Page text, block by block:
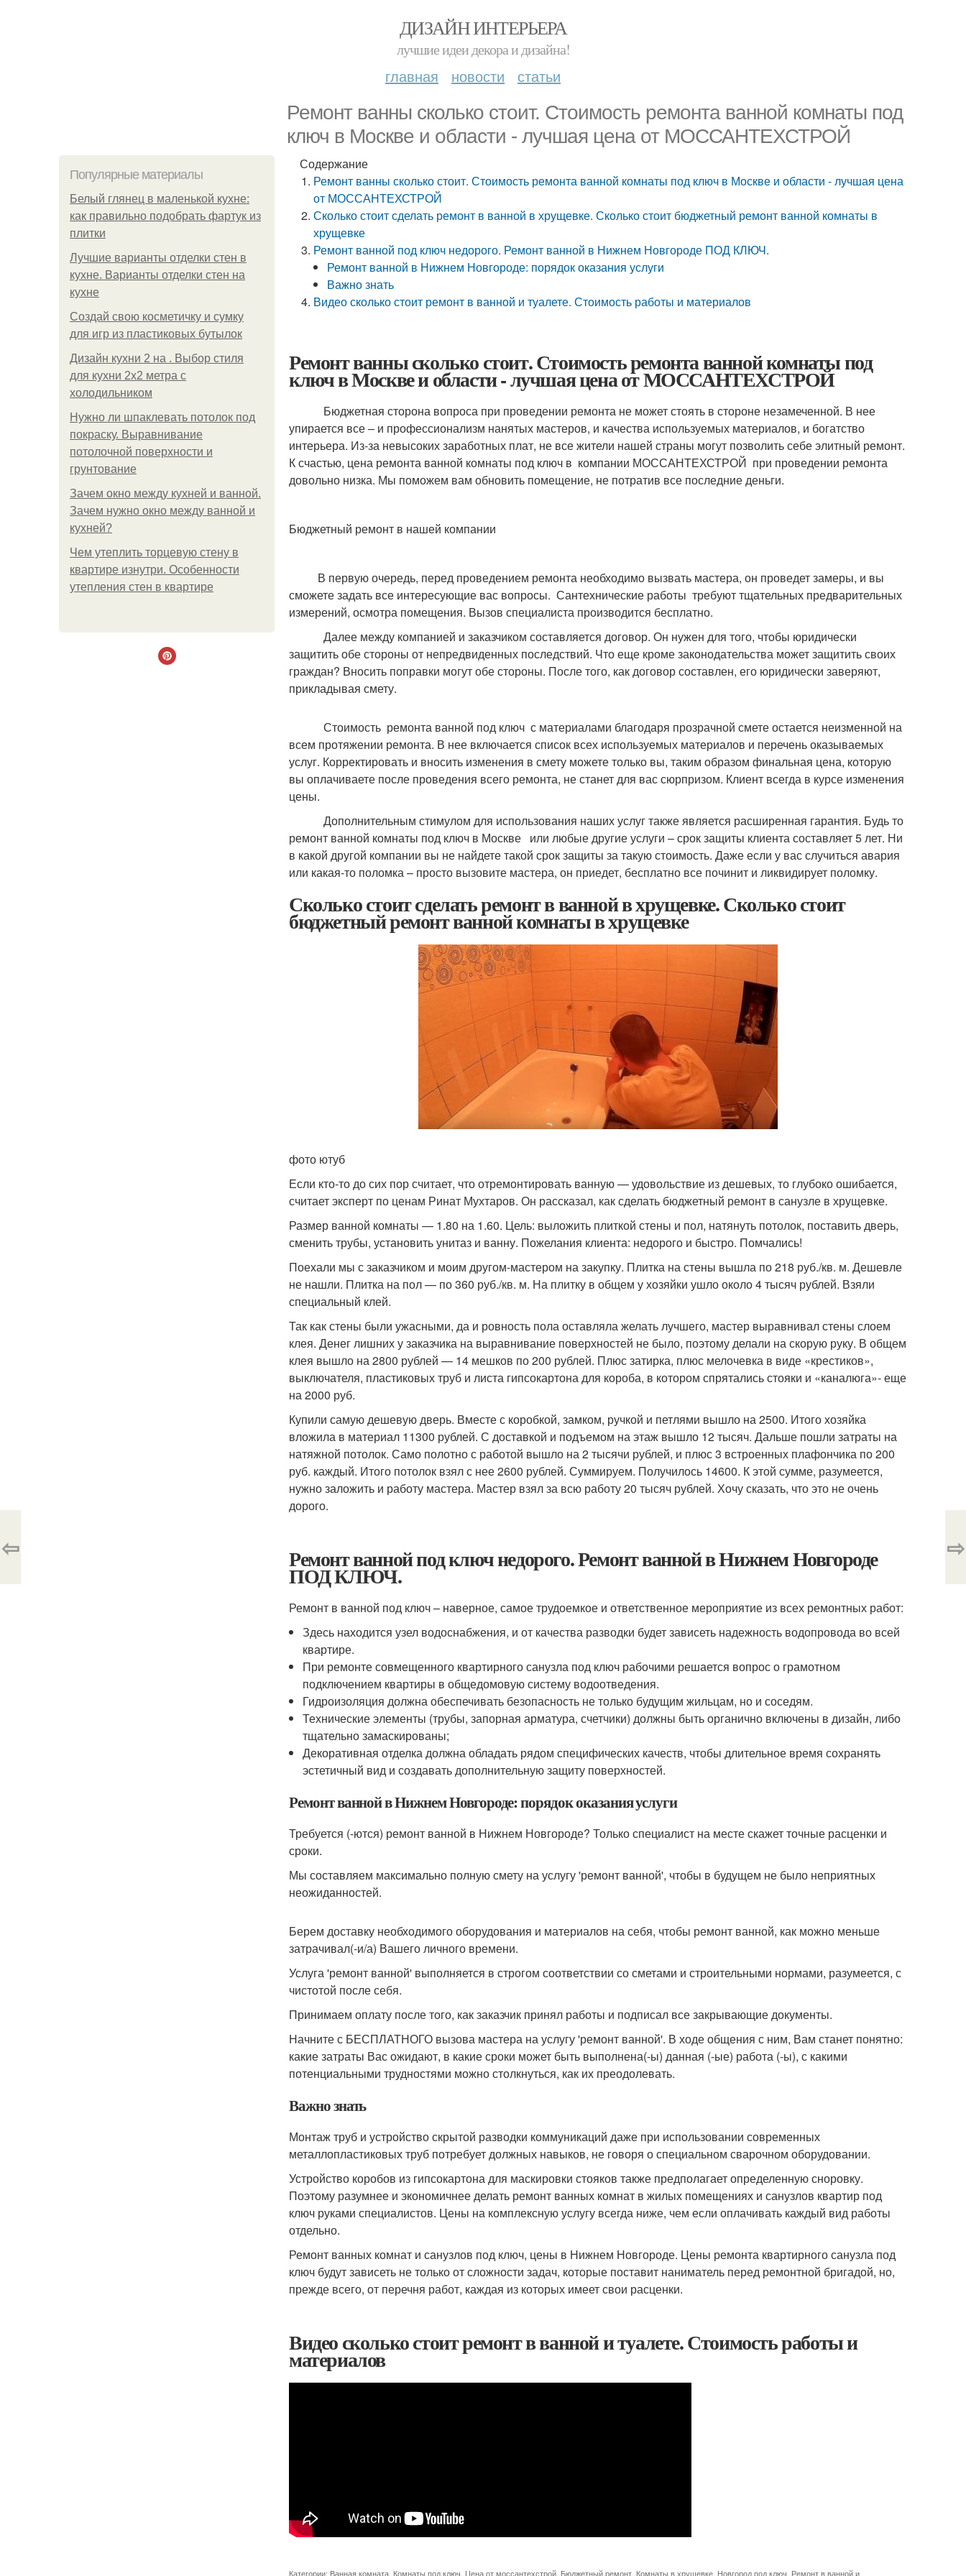
ДИЗАЙН ИНТЕРЬЕРА
лучшие идеи декора и дизайна!
главная новости статьи
Ремонт ванны сколько стоит. Стоимость ремонта ванной комнаты под
ключ в Москве и области - лучшая цена от МОССАНТЕХСТРОЙ
Популярные материалы
Белый глянец в маленькой кухне:
как правильно подобрать фартук из
плитки
Лучшие варианты отделки стен в
кухне. Варианты отделки стен на
кухне
Создай свою косметичку и сумку
для игр из пластиковых бутылок
Дизайн кухни 2 на . Выбор стиля
для кухни 2х2 метра с
холодильником
Нужно ли шпаклевать потолок под
покраску. Выравнивание
потолочной поверхности и
грунтование
Зачем окно между кухней и ванной.
Зачем нужно окно между ванной и
кухней?
Чем утеплить торцевую стену в
квартире изнутри. Особенности
утепления стен в квартире
Содержание
Ремонт ванны сколько стоит. Стоимость ремонта ванной комнаты под ключ в Москве и области - лучшая цена
от МОССАНТЕХСТРОЙ
Сколько стоит сделать ремонт в ванной в хрущевке. Сколько стоит бюджетный ремонт ванной комнаты в
хрущевке
Ремонт ванной под ключ недорого. Ремонт ванной в Нижнем Новгороде ПОД КЛЮЧ.
Ремонт ванной в Нижнем Новгороде: порядок оказания услуги
Важно знать
Видео сколько стоит ремонт в ванной и туалете. Стоимость работы и материалов
Ремонт ванны сколько стоит. Стоимость ремонта ванной комнаты под
ключ в Москве и области - лучшая цена от МОССАНТЕХСТРОЙ
Бюджетная сторона вопроса при проведении ремонта не может стоять в стороне незамеченной. В нее
упирается все – и профессионализм нанятых мастеров, и качества используемых материалов, и богатство
интерьера. Из-за невысоких заработных плат, не все жители нашей страны могут позволить себе элитный ремонт.
К счастью, цена ремонта ванной комнаты под ключ в компании МОССАНТЕХСТРОЙ при проведении ремонта
довольно низка. Мы поможем вам обновить помещение, не потратив все последние деньги.
Бюджетный ремонт в нашей компании
В первую очередь, перед проведением ремонта необходимо вызвать мастера, он проведет замеры, и вы
сможете задать все интересующие вас вопросы. Сантехнические работы требуют тщательных предварительных
измерений, осмотра помещения. Вызов специалиста производится бесплатно.
Далее между компанией и заказчиком составляется договор. Он нужен для того, чтобы юридически
защитить обе стороны от непредвиденных последствий. Что еще кроме законодательства может защитить своих
граждан? Вносить поправки могут обе стороны. После того, как договор составлен, его юридически заверяют,
прикладывая смету.
Стоимость ремонта ванной под ключ с материалами благодаря прозрачной смете остается неизменной на
всем протяжении ремонта. В нее включается список всех используемых материалов и перечень оказываемых
услуг. Корректировать и вносить изменения в смету можете только вы, таким образом финальная цена, которую
вы оплачиваете после проведения всего ремонта, не станет для вас сюрпризом. Клиент всегда в курсе изменения
цены.
Дополнительным стимулом для использования наших услуг также является расширенная гарантия. Будь то
ремонт ванной комнаты под ключ в Москве или любые другие услуги – срок защиты клиента составляет 5 лет. Ни
в какой другой компании вы не найдете такой срок защиты за такую стоимость. Даже если у вас случиться авария
или какая-то поломка – просто вызовите мастера, он приедет, бесплатно все починит и ликвидирует поломку.
Сколько стоит сделать ремонт в ванной в хрущевке. Сколько стоит
бюджетный ремонт ванной комнаты в хрущевке
фото ютуб
Если кто-то до сих пор считает, что отремонтировать ванную — удовольствие из дешевых, то глубоко ошибается,
считает эксперт по ценам Ринат Мухтаров. Он рассказал, как сделать бюджетный ремонт в санузле в хрущевке.
Размер ванной комнаты — 1.80 на 1.60. Цель: выложить плиткой стены и пол, натянуть потолок, поставить дверь,
сменить трубы, установить унитаз и ванну. Пожелания клиента: недорого и быстро. Помчались!
Поехали мы с заказчиком и моим другом-мастером на закупку. Плитка на стены вышла по 218 руб./кв. м. Дешевле
не нашли. Плитка на пол — по 360 руб./кв. м. На плитку в общем у хозяйки ушло около 4 тысяч рублей. Взяли
специальный клей.
Так как стены были ужасными, да и ровность пола оставляла желать лучшего, мастер выравнивал стены слоем
клея. Денег лишних у заказчика на выравнивание поверхностей не было, поэтому делали на скорую руку. В общем
клея вышло на 2800 рублей — 14 мешков по 200 рублей. Плюс затирка, плюс мелочевка в виде «крестиков»,
выключателя, пластиковых труб и листа гипсокартона для короба, в котором спрятались стояки и «каналюга»- еще
на 2000 руб.
Купили самую дешевую дверь. Вместе с коробкой, замком, ручкой и петлями вышло на 2500. Итого хозяйка
вложила в материал 11300 рублей. С доставкой и подъемом на этаж вышло 12 тысяч. Дальше пошли затраты на
натяжной потолок. Само полотно с работой вышло на 2 тысячи рублей, и плюс 3 встроенных плафончика по 200
руб. каждый. Итого потолок взял с нее 2600 рублей. Суммируем. Получилось 14600. К этой сумме, разумеется,
нужно заложить и работу мастера. Мастер взял за всю работу 20 тысяч рублей. Хочу сказать, что это не очень
дорого.
Ремонт ванной под ключ недорого. Ремонт ванной в Нижнем Новгороде
ПОД КЛЮЧ.
Ремонт в ванной под ключ – наверное, самое трудоемкое и ответственное мероприятие из всех ремонтных работ:
Здесь находится узел водоснабжения, и от качества разводки будет зависеть надежность водопровода во всей
квартире.
При ремонте совмещенного квартирного санузла под ключ рабочими решается вопрос о грамотном
подключением квартиры в общедомовую систему водоотведения.
Гидроизоляция должна обеспечивать безопасность не только будущим жильцам, но и соседям.
Технические элементы (трубы, запорная арматура, счетчики) должны быть органично включены в дизайн, либо
тщательно замаскированы;
Декоративная отделка должна обладать рядом специфических качеств, чтобы длительное время сохранять
эстетичный вид и создавать дополнительную защиту поверхностей.
Ремонт ванной в Нижнем Новгороде: порядок оказания услуги
Требуется (-ются) ремонт ванной в Нижнем Новгороде? Только специалист на месте скажет точные расценки и
сроки.
Мы составляем максимально полную смету на услугу 'ремонт ванной', чтобы в будущем не было неприятных
неожиданностей.
Берем доставку необходимого оборудования и материалов на себя, чтобы ремонт ванной, как можно меньше
затрачивал(-и/а) Вашего личного времени.
Услуга 'ремонт ванной' выполняется в строгом соответствии со сметами и строительными нормами, разумеется, с
чистотой после себя.
Принимаем оплату после того, как заказчик принял работы и подписал все закрывающие документы.
Начните с БЕСПЛАТНОГО вызова мастера на услугу 'ремонт ванной'. В ходе общения с ним, Вам станет понятно:
какие затраты Вас ожидают, в какие сроки может быть выполнена(-ы) данная (-ые) работа (-ы), с какими
потенциальными трудностями можно столкнуться, как их преодолевать.
Важно знать
Монтаж труб и устройство скрытой разводки коммуникаций даже при использовании современных
металлопластиковых труб потребует должных навыков, не говоря о специальном сварочном оборудовании.
Устройство коробов из гипсокартона для маскировки стояков также предполагает определенную сноровку.
Поэтому разумнее и экономичнее делать ремонт ванных комнат в жилых помещениях и санузлов квартир под
ключ руками специалистов. Цены на комплексную услугу всегда ниже, чем если оплачивать каждый вид работы
отдельно.
Ремонт ванных комнат и санузлов под ключ, цены в Нижнем Новгороде. Цены ремонта квартирного санузла под
ключ будут зависеть не только от сложности задач, которые поставит наниматель перед ремонтной бригадой, но,
прежде всего, от перечня работ, каждая из которых имеет свои расценки.
Видео сколько стоит ремонт в ванной и туалете. Стоимость работы и
материалов
Категории: Ванная комната Комнаты под ключ Цена от моссантехстрой Бюджетный ремонт Комнаты в хрущевке Новгород под ключ Ремонт в ванной и
⇦ ⇨